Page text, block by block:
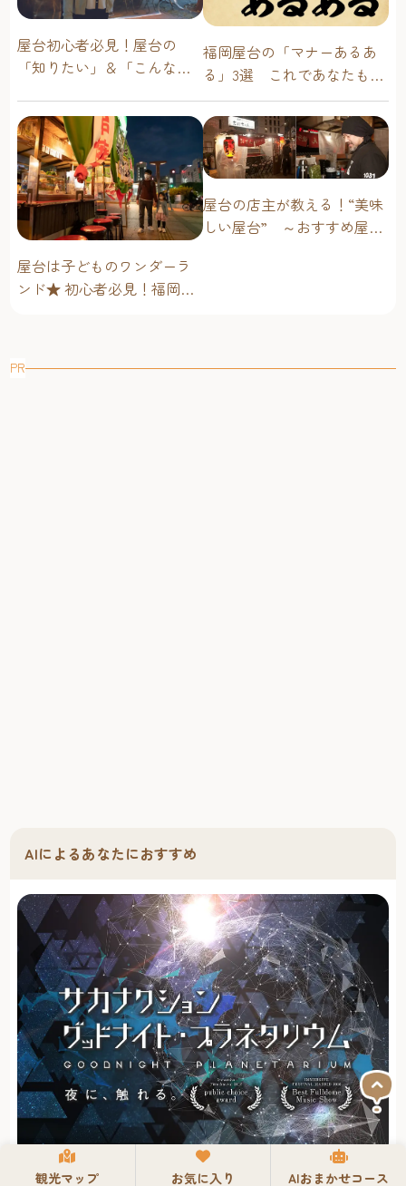
屋台初心者必見！屋台の
「知りたい」＆「こんな時
問に答えます！
福岡屋台の「マナーあるあ
る」3選 これであなたも屋
台通！
屋台は子どものワンダーラ
ンド★ 初心者必見！福岡博
屋台の店主が教える！“美味
しい屋台” ～おすすめ屋台
PR
AIによるあなたにおすすめ
観光マップ お気に入り AIおまかせコース